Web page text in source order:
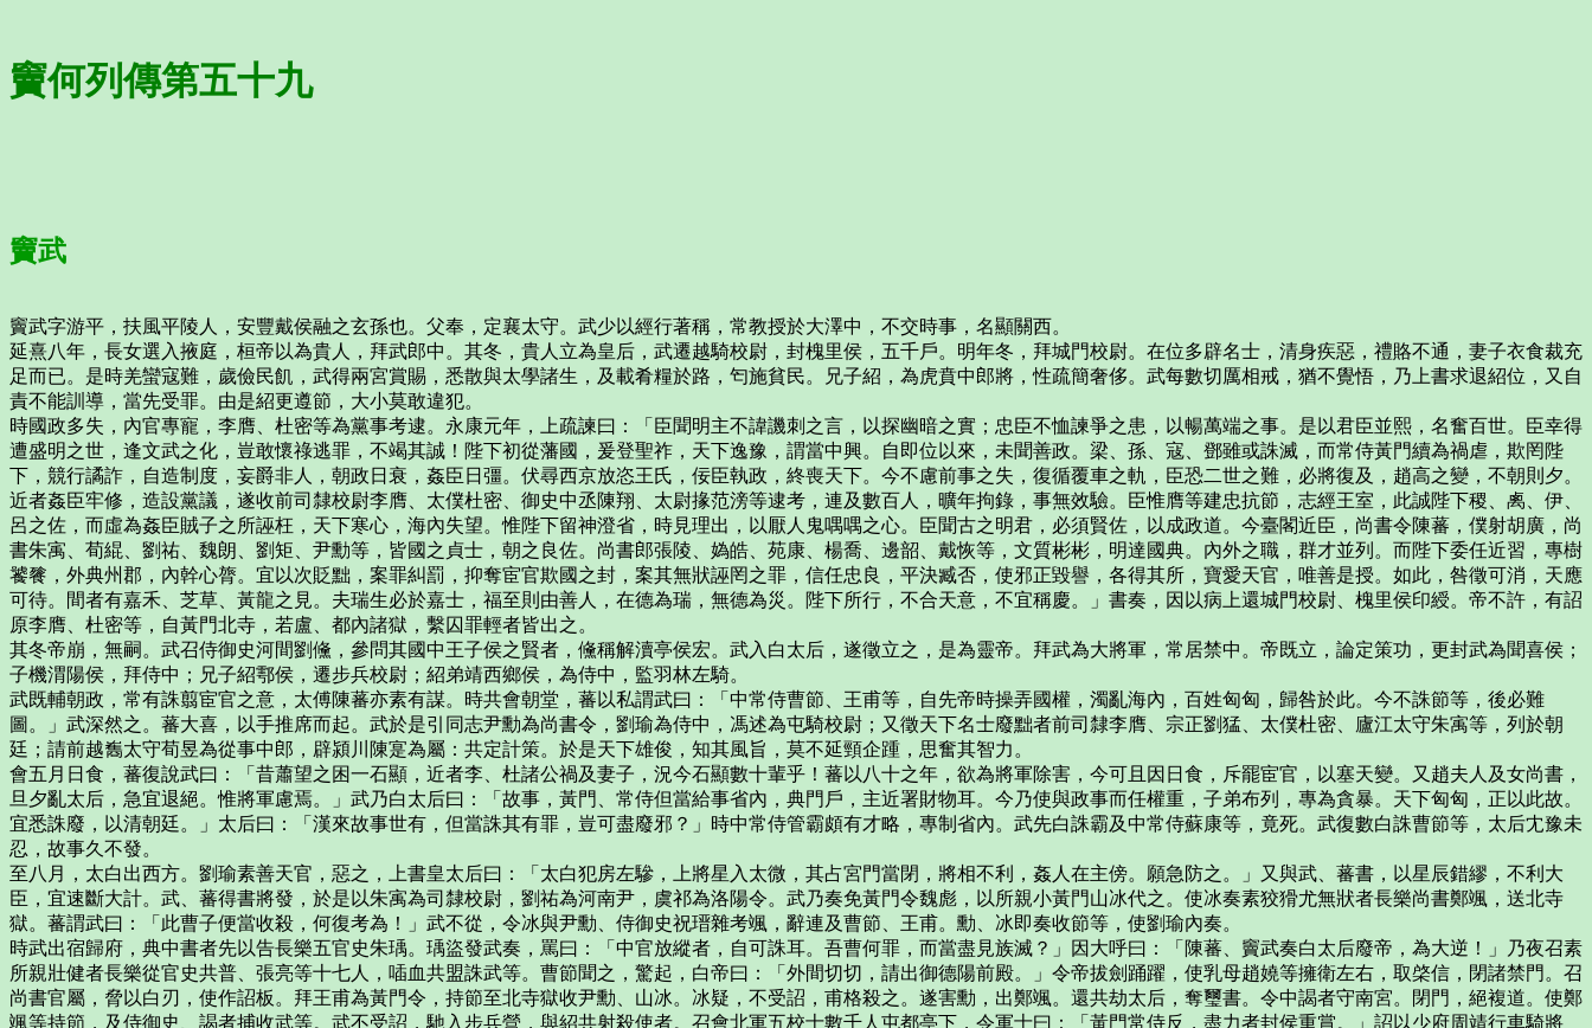
竇何列傳第五十九
竇武
竇武字游平，扶風平陵人，安豐戴侯融之玄孫也。父奉，定襄太守。武少以經行著稱，常教授於大澤中，不交時事，名顯關西。
延熹八年，長女選入掖庭，桓帝以為貴人，拜武郎中。其冬，貴人立為皇后，武遷越騎校尉，封槐里侯，五千戶。明年冬，拜城門校尉。在位多辟名士，清身疾惡，禮賂不通，妻子衣食裁充
足而已。是時羌蠻寇難，歲儉民飢，武得兩宮賞賜，悉散與太學諸生，及載肴糧於路，匄施貧民。兄子紹，為虎賁中郎將，性疏簡奢侈。武每數切厲相戒，猶不覺悟，乃上書求退紹位，又自
責不能訓導，當先受罪。由是紹更遵節，大小莫敢違犯。
時國政多失，內官專寵，李膺、杜密等為黨事考逮。永康元年，上疏諫曰：「臣聞明主不諱譏刺之言，以探幽暗之實；忠臣不恤諫爭之患，以暢萬端之事。是以君臣並熙，名奮百世。臣幸得
遭盛明之世，逢文武之化，豈敢懷祿逃罪，不竭其誠！陛下初從藩國，爰登聖祚，天下逸豫，謂當中興。自即位以來，未聞善政。梁、孫、寇、鄧雖或誅滅，而常侍黃門續為禍虐，欺罔陛
下，競行譎詐，自造制度，妄爵非人，朝政日衰，姦臣日彊。伏尋西京放恣王氏，佞臣執政，終喪天下。今不慮前事之失，復循覆車之軌，臣恐二世之難，必將復及，趙高之變，不朝則夕。
近者姦臣牢修，造設黨議，遂收前司隸校尉李膺、太僕杜密、御史中丞陳翔、太尉掾范滂等逮考，連及數百人，曠年拘錄，事無效驗。臣惟膺等建忠抗節，志經王室，此誠陛下稷、禼、伊、
呂之佐，而虛為姦臣賊子之所誣枉，天下寒心，海內失望。惟陛下留神澄省，時見理出，以厭人鬼喁喁之心。臣聞古之明君，必須賢佐，以成政道。今臺閣近臣，尚書令陳蕃，僕射胡廣，尚
書朱㝢、荀緄、劉祐、魏朗、劉矩、尹勳等，皆國之貞士，朝之良佐。尚書郎張陵、媯皓、苑康、楊喬、邊韶、戴恢等，文質彬彬，明達國典。內外之職，群才並列。而陛下委任近習，專樹
饕餮，外典州郡，內幹心膂。宜以次貶黜，案罪糾罰，抑奪宦官欺國之封，案其無狀誣罔之罪，信任忠良，平決臧否，使邪正毀譽，各得其所，寶愛天官，唯善是授。如此，咎徵可消，天應
可待。間者有嘉禾、芝草、黃龍之見。夫瑞生必於嘉士，福至則由善人，在德為瑞，無德為災。陛下所行，不合天意，不宜稱慶。」書奏，因以病上還城門校尉、槐里侯印綬。帝不許，有詔
原李膺、杜密等，自黃門北寺，若盧、都內諸獄，繫囚罪輕者皆出之。
其冬帝崩，無嗣。武召侍御史河間劉儵，參問其國中王子侯之賢者，儵稱解瀆亭侯宏。武入白太后，遂徵立之，是為靈帝。拜武為大將軍，常居禁中。帝既立，論定策功，更封武為聞喜侯；
子機渭陽侯，拜侍中；兄子紹鄠侯，遷步兵校尉；紹弟靖西鄉侯，為侍中，監羽林左騎。
武既輔朝政，常有誅翦宦官之意，太傅陳蕃亦素有謀。時共會朝堂，蕃以私謂武曰：「中常侍曹節、王甫等，自先帝時操弄國權，濁亂海內，百姓匈匈，歸咎於此。今不誅節等，後必難
圖。」武深然之。蕃大喜，以手推席而起。武於是引同志尹勳為尚書令，劉瑜為侍中，馮述為屯騎校尉；又徵天下名士廢黜者前司隸李膺、宗正劉猛、太僕杜密、廬江太守朱㝢等，列於朝
廷；請前越雟太守荀昱為從事中郎，辟潁川陳寔為屬：共定計策。於是天下雄俊，知其風旨，莫不延頸企踵，思奮其智力。
會五月日食，蕃復說武曰：「昔蕭望之困一石顯，近者李、杜諸公禍及妻子，況今石顯數十輩乎！蕃以八十之年，欲為將軍除害，今可且因日食，斥罷宦官，以塞天變。又趙夫人及女尚書，
旦夕亂太后，急宜退絕。惟將軍慮焉。」武乃白太后曰：「故事，黃門、常侍但當給事省內，典門戶，主近署財物耳。今乃使與政事而任權重，子弟布列，專為貪暴。天下匈匈，正以此故。
宜悉誅廢，以清朝廷。」太后曰：「漢來故事世有，但當誅其有罪，豈可盡廢邪？」時中常侍管霸頗有才略，專制省內。武先白誅霸及中常侍蘇康等，竟死。武復數白誅曹節等，太后冘豫未
忍，故事久不發。
至八月，太白出西方。劉瑜素善天官，惡之，上書皇太后曰：「太白犯房左驂，上將星入太微，其占宮門當閉，將相不利，姦人在主傍。願急防之。」又與武、蕃書，以星辰錯繆，不利大
臣，宜速斷大計。武、蕃得書將發，於是以朱㝢為司隸校尉，劉祐為河南尹，虞祁為洛陽令。武乃奏免黃門令魏彪，以所親小黃門山冰代之。使冰奏素狡猾尤無狀者長樂尚書鄭颯，送北寺
獄。蕃謂武曰：「此曹子便當收殺，何復考為！」武不從，令冰與尹勳、侍御史祝瑨雜考颯，辭連及曹節、王甫。勳、冰即奏收節等，使劉瑜內奏。
時武出宿歸府，典中書者先以告長樂五官史朱瑀。瑀盜發武奏，罵曰：「中官放縱者，自可誅耳。吾曹何罪，而當盡見族滅？」因大呼曰：「陳蕃、竇武奏白太后廢帝，為大逆！」乃夜召素
所親壯健者長樂從官史共普、張亮等十七人，喢血共盟誅武等。曹節聞之，驚起，白帝曰：「外間切切，請出御德陽前殿。」令帝拔劍踊躍，使乳母趙嬈等擁衛左右，取棨信，閉諸禁門。召
尚書官屬，脅以白刃，使作詔板。拜王甫為黃門令，持節至北寺獄收尹勳、山冰。冰疑，不受詔，甫格殺之。遂害勳，出鄭颯。還共劫太后，奪璽書。令中謁者守南宮。閉門，絕複道。使鄭
颯等持節，及侍御史、謁者捕收武等。武不受詔，馳入步兵營，與紹共射殺使者。召會北軍五校士數千人屯都亭下，令軍士曰：「黃門常侍反，盡力者封侯重賞。」詔以少府周靖行車騎將